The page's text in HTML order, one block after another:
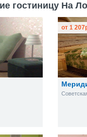
гостиницу На
от 1 207